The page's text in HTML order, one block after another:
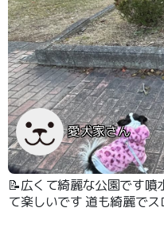
愛犬家さん
📝広くて綺麗な公園です噴
て楽しいです 道も綺麗で